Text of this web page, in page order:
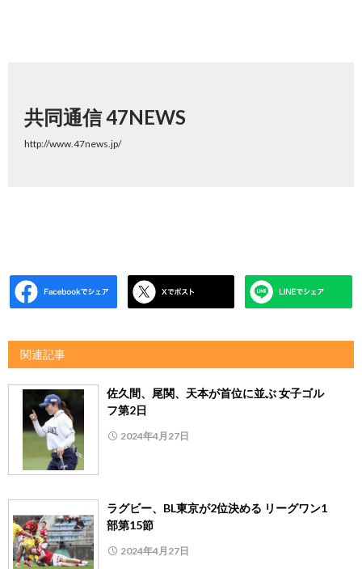
共同通信 47NEWS
http://www.47news.jp/
関連記事
佐久間、尾関、天本が首位に並ぶ 女子ゴル
フ第2日
2024年4月27日
ラグビー、BL東京が2位決める リーグワン1
部第15節
2024年4月27日